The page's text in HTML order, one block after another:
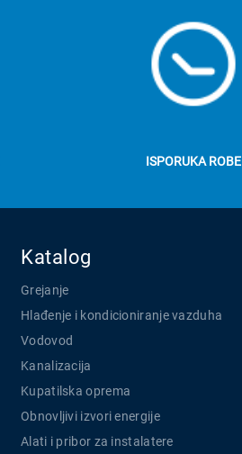
ISPORUKA ROBE
Katalog
Grejanje
Hlađenje i kondicioniranje vazduha
Vodovod
Kanalizacija
Kupatilska oprema
Obnovljivi izvori energije
Alati i pribor za instalatere